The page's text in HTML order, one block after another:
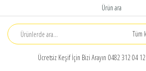
atla
Ürün ara
Ücretsiz Keşif İçin Bizi Arayın 0482 312 04